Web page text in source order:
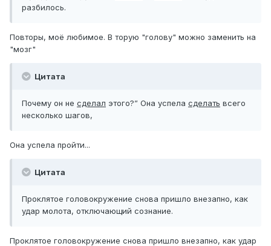
разбилось.
Повторы, моё любимое. В торую "голову" можно заменить на
"мозг"
Цитата
Почему он не сделал этого?” Она успела сделать всего
несколько шагов,
Она успела пройти...
Цитата
Проклятое головокружение снова пришло внезапно, как
удар молота, отключающий сознание.
Проклятое головокружение снова пришло внезапно, как удар